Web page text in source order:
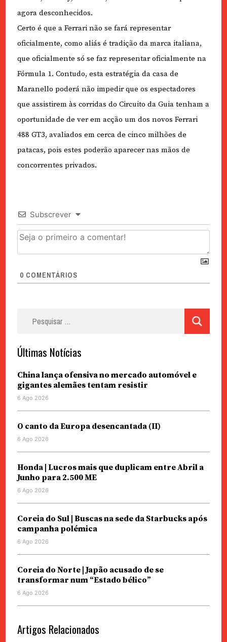
agora desconhecidos.
Certo é que a Ferrari não se fará representar
oficialmente, como aliás é tradição da marca italiana,
que oficialmente só se faz representar oficialmente na
Fórmula 1. Contudo, esta estratégia da casa de
Maranello poderá não impedir que os espectadores
que assistirem às corridas do Circuito da Guia tenham a
oportunidade de ver em acção um dos novos Ferrari
488 GT3, avaliados em cerca de cinco milhões de
patacas, pois estes poderão aparecer nas mãos de
concorrentes privados.
Subscrever
0 COMENTÁRIOS
Últimas Notícias
China lança ofensiva no mercado automóvel e
gigantes alemães tentam resistir
6 Ago 2026
O canto da Europa desencantada (II)
6 Ago 2026
Honda | Lucros mais que duplicam entre Abril a
Junho para 2.500 ME
6 Ago 2026
Coreia do Sul | Buscas na sede da Starbucks após
campanha polémica
6 Ago 2026
Coreia do Norte | Japão acusado de se
transformar num “Estado bélico”
6 Ago 2026
Artigos Relacionados